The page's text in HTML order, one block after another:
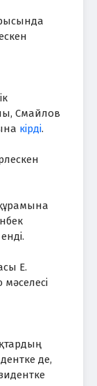
Смайлов
кірді.
Е.
де,